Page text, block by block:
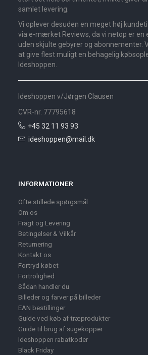
samlet levering.
Vi oplever desuden en meget høj
via e-mærket Reviews, da vi netop er
uden skjulte gebyrer og abonnementer.
at give flest muligt en behagelig
Ideshoppen.
Ideshoppen v/Jørgen Clausen
CVR-nr. 77795618
+45 32 11 93 93
ideshoppen@mail.dk
INFORMATIONER
Ofte stillede spørgsmål
Om os
Fragt og Levering
Betingelser & Vilkår
Returnering
Kontakt os
Fortryd købet
Fortrolighed
Sådan handler du
Billeder og farver på billeder
EAN bestillinger
Guide ved køb af træprodukter
Guide til brug af sugekopper
Ideshoppen rabatkoder
Black Friday